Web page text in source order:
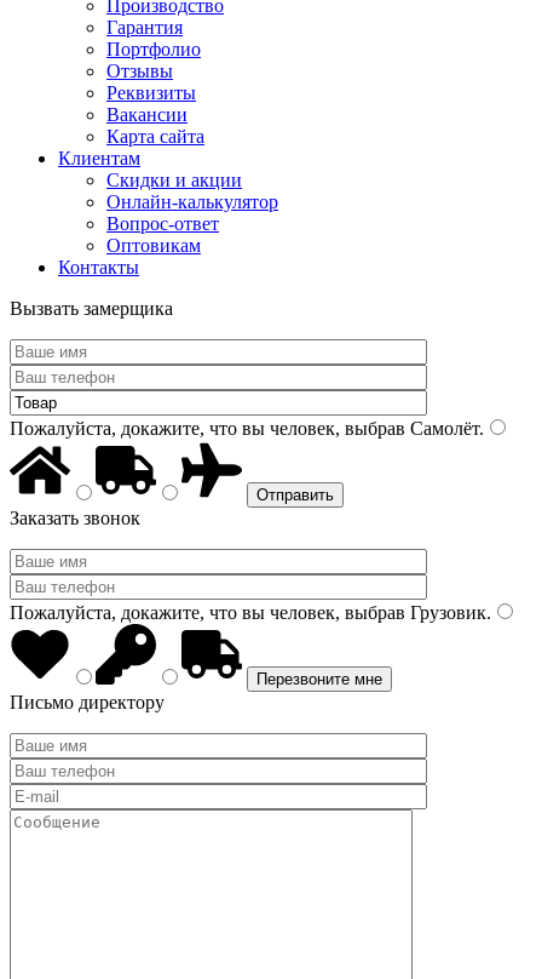
Производство
Гарантия
Портфолио
Отзывы
Реквизиты
Вакансии
Карта сайта
Клиентам
Скидки и акции
Онлайн-калькулятор
Вопрос-ответ
Оптовикам
Контакты
Вызвать замерщика
Пожалуйста, докажите, что вы человек, выбрав Самолёт.
Заказать звонок
Пожалуйста, докажите, что вы человек, выбрав Грузовик.
Письмо директору